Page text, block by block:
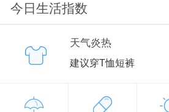
今日生活指数
天气炎热
建议穿T恤短裤